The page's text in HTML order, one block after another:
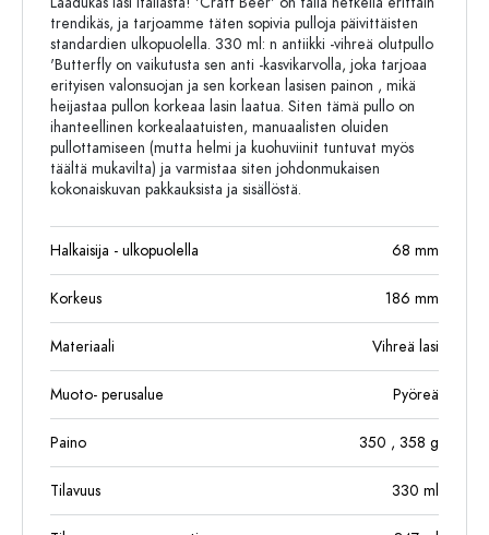
trendikäs, ja tarjoamme täten sopivia pulloja päivittäisten
standardien ulkopuolella. 330 ml: n antiikki -vihreä olutpullo
'Butterfly on vaikutusta sen anti -kasvikarvolla, joka tarjoaa
erityisen valonsuojan ja sen korkean lasisen painon , mikä
heijastaa pullon korkeaa lasin laatua. Siten tämä pullo on
ihanteellinen korkealaatuisten, manuaalisten oluiden
pullottamiseen (mutta helmi ja kuohuviinit tuntuvat myös
täältä mukavilta) ja varmistaa siten johdonmukaisen
kokonaiskuvan pakkauksista ja sisällöstä.
Halkaisija - ulkopuolella 68 mm
Korkeus 186 mm
Materiaali Vihreä lasi
Muoto- perusalue Pyöreä
Paino 350 , 358 g
Tilavuus 330 ml